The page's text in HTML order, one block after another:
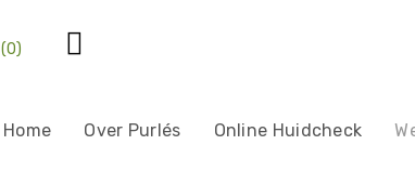
Home Over Purlés Online Huidcheck
(0)